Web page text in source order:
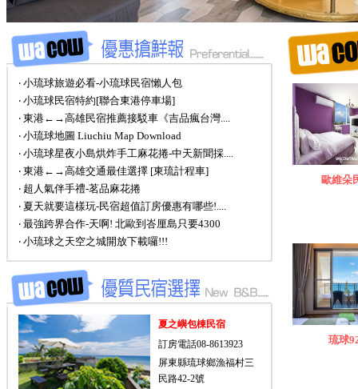
‧ 小琉球旅遊必看-小琉球民宿懶人包
‧ 小琉球民宿特約[聯合東港停車場]
‧ 東港←→高雄民宿推薦接駁車《吉品瘋台灣....
‧ 小琉球地圖 Liuchiu Map Download
‧ 小琉球星夜小島烘炸手工麻花捲-中天新聞採....
‧ 東港←→高雄交通最佳選擇 [東琉計程車]
‧ 超人氣伴手禮-茗品麻花捲
‧ 夏天就要這樣玩-民宿超值訂房優惠有哪些!....
‧ 最強跨界合作-天啊! 北歐到峇厘島只要4300
‧ 小琉球之天空之城開放下載囉!!!
夏之嶼包棟民宿
訂房電話08-8613923
屏東縣琉球鄉漁福村三
民路42-2號
歐維朵
琉球